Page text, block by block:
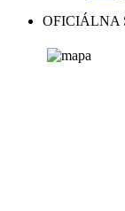
OFICIÁLNA